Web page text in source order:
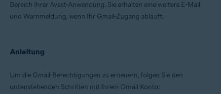
Bereich Ihrer Avast-Anwendung. Sie erhalten eine weitere E-Mail
und Warnmeldung, wenn Ihr Gmail-Zugang abläuft.
Anleitung
Um die Gmail-Berechtigungen zu erneuern, folgen Sie den
untenstehenden Schritten mit Ihrem Gmail-Konto: